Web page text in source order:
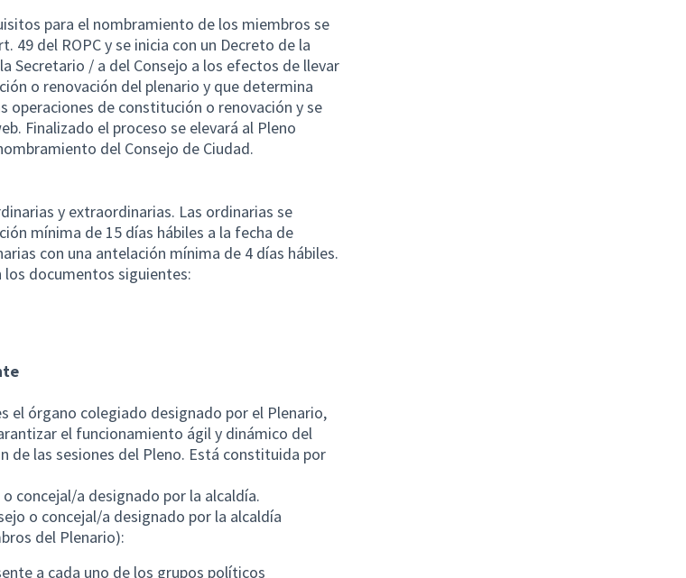
para el nombramiento de los miembros se
49 del ROPC y se inicia con un Decreto de la
Secretario / a del Consejo a los efectos de llevar
o renovación del plenario y que determina
operaciones de constitución o renovación y se
Finalizado el proceso se elevará al Pleno
del Consejo de Ciudad.
y extraordinarias. Las ordinarias se
mínima de 15 días hábiles a la fecha de
con una antelación mínima de 4 días hábiles.
los documentos siguientes:
el órgano colegiado designado por el Plenario,
el funcionamiento ágil y dinámico del
de las sesiones del Pleno. Está constituida por
concejal/a designado por la alcaldía.
o concejal/a designado por la alcaldía
del Plenario):
a cada uno de los grupos políticos